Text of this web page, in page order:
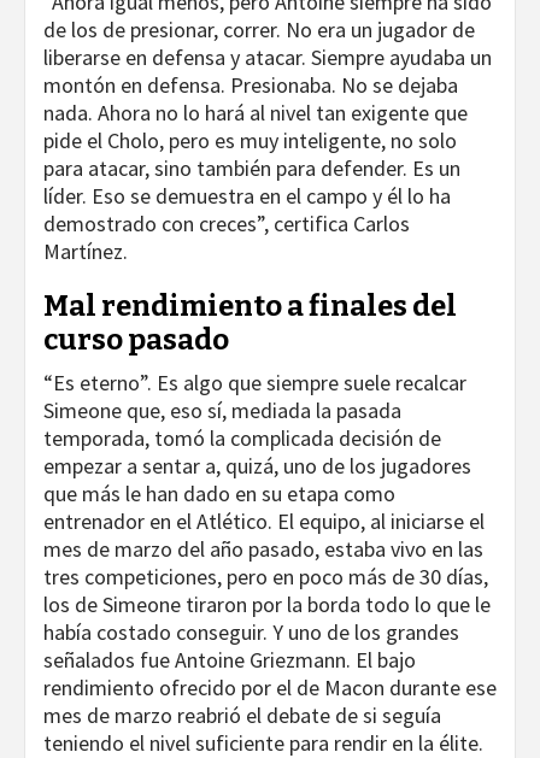
de los de presionar, correr. No era un jugador de
liberarse en defensa y atacar. Siempre ayudaba un
montón en defensa. Presionaba. No se dejaba
nada. Ahora no lo hará al nivel tan exigente que
pide el Cholo, pero es muy inteligente, no solo
para atacar, sino también para defender. Es un
líder. Eso se demuestra en el campo y él lo ha
demostrado con creces”, certifica Carlos
Martínez.
Mal rendimiento a finales del
curso pasado
“Es eterno”. Es algo que siempre suele recalcar
Simeone que, eso sí, mediada la pasada
temporada, tomó la complicada decisión de
empezar a sentar a, quizá, uno de los jugadores
que más le han dado en su etapa como
entrenador en el Atlético. El equipo, al iniciarse el
mes de marzo del año pasado, estaba vivo en las
tres competiciones, pero en poco más de 30 días,
los de Simeone tiraron por la borda todo lo que le
había costado conseguir. Y uno de los grandes
señalados fue Antoine Griezmann. El bajo
rendimiento ofrecido por el de Macon durante ese
mes de marzo reabrió el debate de si seguía
teniendo el nivel suficiente para rendir en la élite.